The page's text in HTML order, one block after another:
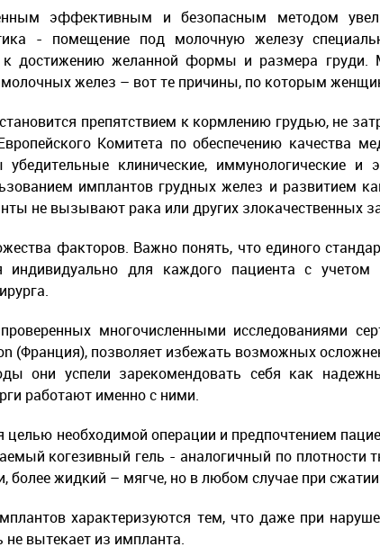
эффективным и безопасным методом
- помещение под молочную железу
к достижению желанной формы и размера
желез – вот те причины, по которым
препятствием к кормлению грудью, не
Комитета по обеспечению качества
клинические, иммунологические и
имплантов грудных желез и развитием
не вызывают рака или других злокачественных
факторов. Важно понять, что единого
индивидуально для каждого пациента с учетом
многочисленными исследованиями
(Франция), позволяет избежать возможных
они успели зарекомендовать себя как
работают именно с ними.
целью необходимой операции и предпочтением
когезивный гель - аналогичный по
более жидкий – мягче, но в любом случае при
характеризуются тем, что даже при
вытекает из импланта.